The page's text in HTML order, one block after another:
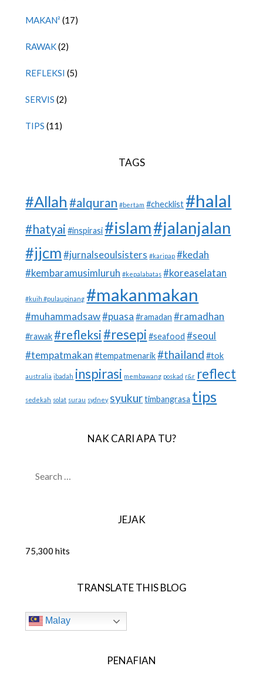
MAKAN² (17)
RAWAK(2)
REFLEKSI (5)
SERVIS (2)
TIPS (11)
TAGS
#Allah #alquran #bertam #checklist #halal
#hatyai #inspirasi #islam#jalanjalan
#jjcm #jurnalseoulsisters #karipap #kedah
#kembaramusimluruh #kepalabatas #koreaselatan
#kuih #pulaupinang #makanmakan
#muhammadsaw#puasa #ramadan #ramadhan
#rawak #refleksi#resepi #seafood #seoul
#tempatmakan #tempatmenarik #thailand #tok
australia ibadah inspirasi membawang poskad r&r reflect
sedekah solat surau sydney syukur timbangrasa tips
NAK CARI APA TU?
FOR:
JEJAK
75,300 hits
TRANSLATE THIS BLOG
Malay
PENAFIAN